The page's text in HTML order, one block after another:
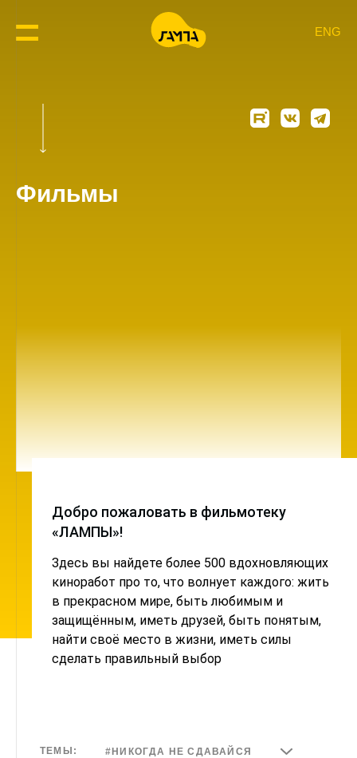
ENG
Фильмы
Добро пожаловать в фильмотеку
«ЛАМПЫ»!
Здесь вы найдете более 500 вдохновляющих
киноработ про то, что волнует каждого: жить
в прекрасном мире, быть любимым и
защищённым, иметь друзей, быть понятым,
найти своё место в жизни, иметь силы
сделать правильный выбор
ТЕМЫ: #НИКОГДА НЕ СДАВАЙСЯ